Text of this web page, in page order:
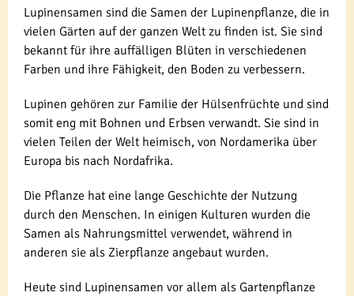
Lupinensamen sind die Samen der Lupinenpflanze, die in
vielen Gärten auf der ganzen Welt zu finden ist. Sie sind
bekannt für ihre auffälligen Blüten in verschiedenen
Farben und ihre Fähigkeit, den Boden zu verbessern.
Lupinen gehören zur Familie der Hülsenfrüchte und sind
somit eng mit Bohnen und Erbsen verwandt. Sie sind in
vielen Teilen der Welt heimisch, von Nordamerika über
Europa bis nach Nordafrika.
Die Pflanze hat eine lange Geschichte der Nutzung
durch den Menschen. In einigen Kulturen wurden die
Samen als Nahrungsmittel verwendet, während in
anderen sie als Zierpflanze angebaut wurden.
Heute sind Lupinensamen vor allem als Gartenpflanze